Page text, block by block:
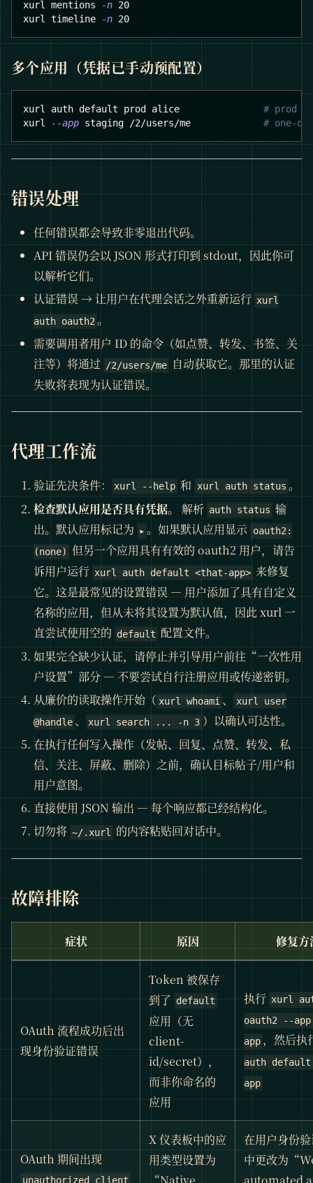
xurl mentions
-n 20
xurl timeline
-n 20
多个应用（凭据已手动预配置）
xurl auth default prod alice # prod
xurl
--app staging /2/users/me # one-
错误处理
任何错误都会导致非零退出代码。
API 错误仍会以 JSON 形式打印到 stdout，因此你可
以解析它们。
认证错误 → 让用户在代理会话之外重新运行 xurl
auth oauth2 。
需要调用者用户 ID 的命令（如点赞、转发、书签、关
注等）将通过 /2/users/me
自动获取它。那里的认证
失败将表现为认证错误。
代理工作流
验证先决条件： xurl --help 和 xurl auth status 。
检查默认应用是否具有凭据。
解析 auth status 输
出。默认应用标记为 ▸ 。如果默认应用显示
oauth2:
(none) 但另一个应用具有有效的 oauth2 用户，请告
诉用户运行 xurl auth default <that-app> 来修复
它。这是最常见的设置错误 — 用户添加了具有自定义
名称的应用，但从未将其设置为默认值，因此 xurl 一
直尝试使用空的 default 配置文件。
如果完全缺少认证，请停止并引导用户前往“一次性用
户设置”部分 — 不要尝试自行注册应用或传递密钥。
从廉价的读取操作开始（ xurl whoami、 xurl user
@handle、 xurl search ... -n 3 ）以确认可达性。
在执行任何写入操作（发帖、回复、点赞、转发、私
信、关注、屏蔽、删除）之前，确认目标帖子/用户和
用户意图。
直接使用 JSON 输出 — 每个响应都已经结构化。
切勿将 ~/.xurl 的内容粘贴回对话中。
故障排除
症状 原因 修复方
OAuth 流程成功后出
现身份验证错误
Token 被保存
到了 default
应用（无
client-
id/secret），
而非你命名的
应用
执行xurl
oauth2 --app
app ，然后执
auth default
app
OAuth 期间出现
unauthorized_client
X 仪表板中的应
用类型设置为
“Native
在用户身份
中更改为
automated